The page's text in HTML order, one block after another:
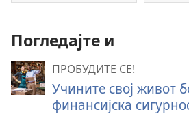
Погледајте и
ПРОБУДИТЕ СЕ!
Учините свој живот
финансијска